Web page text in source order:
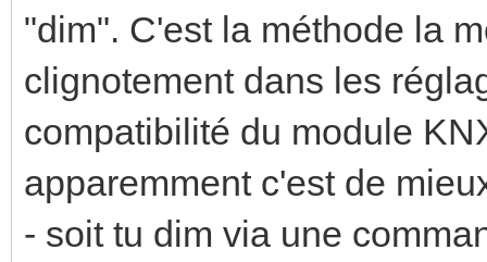
"dim". C'est la méthode la
clignotement dans les
compatibilité du module
apparemment c'est de
- soit tu dim via une